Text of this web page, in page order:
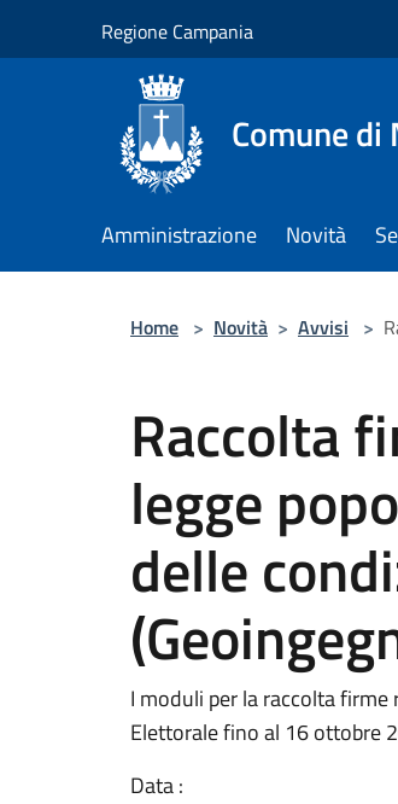
Regione Campania
Comune
Amministrazione Novità
Home > Novità > Avvisi >
Raccolta
legge
delle
I moduli per la raccolta firme
Elettorale fino al 16 ottobre
Data :